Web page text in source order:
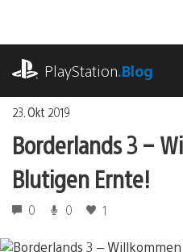
springen
PlayStation.Blog
23. Okt 2019
Borderlands 3 –
Blutigen Ernte!
0 0 1